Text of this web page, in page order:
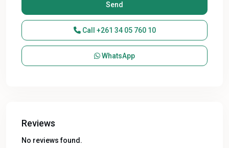
Call +261 34 05 760 10
WhatsApp
Reviews
No reviews found.